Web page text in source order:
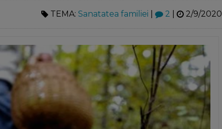
TEMA: Sanatatea familiei 2 2/9/2020